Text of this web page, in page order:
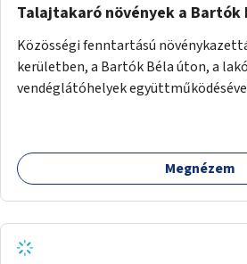
Talajtakaró növények a Bartók
Közösségi fenntartású
kerületben, a Bartók Béla úton, a
vendéglátóhelyek
Megnézem